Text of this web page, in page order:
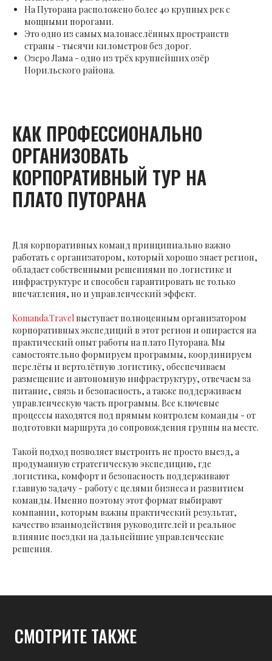
На Путорана расположено более 40 крупных рек с
мощными порогами.
Это одно из самых малонаселённых пространств
страны - тысячи километров без дорог.
Озеро Лама - одно из трёх крупнейших озёр
Норильского района.
КАК ПРОФЕССИОНАЛЬНО
ОРГАНИЗОВАТЬ
КОРПОРАТИВНЫЙ ТУР НА
ПЛАТО ПУТОРАНА
Для корпоративных команд принципиально важно
работать с организатором, который хорошо знает регион,
обладает собственными решениями по логистике и
инфраструктуре и способен гарантировать не только
впечатления, но и управленческий эффект.
Komanda.Travel выступает полноценным организатором
корпоративных экспедиций в этот регион и опирается на
практический опыт работы на плато Путорана. Мы
самостоятельно формируем программы, координируем
перелёты и вертолётную логистику, обеспечиваем
размещение и автономную инфраструктуру, отвечаем за
питание, связь и безопасность, а также поддерживаем
управленческую часть программы. Все ключевые
процессы находятся под прямым контролем команды - от
подготовки маршрута до сопровождения группы на месте.
Такой подход позволяет выстроить не просто выезд, а
продуманную стратегическую экспедицию, где
логистика, комфорт и безопасность поддерживают
главную задачу - работу с целями бизнеса и развитием
команды. Именно поэтому этот формат выбирают
компании, которым важны практический результат,
качество взаимодействия руководителей и реальное
влияние поездки на дальнейшие управленческие
решения.
СМОТРИТЕ ТАКЖЕ